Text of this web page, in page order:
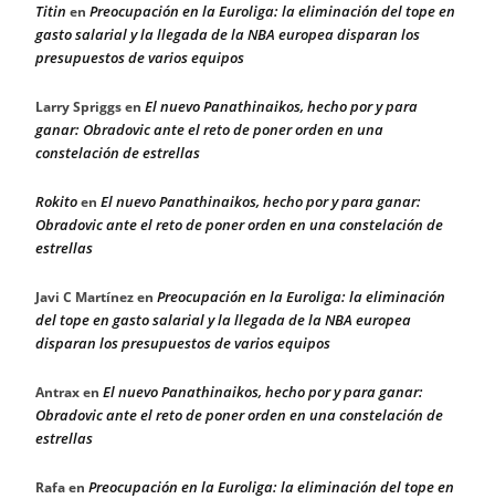
Titin en Preocupación en la Euroliga: la eliminación del tope en
gasto salarial y la llegada de la NBA europea disparan los
presupuestos de varios equipos
Larry Spriggsen El nuevo Panathinaikos, hecho por y para
ganar: Obradovic ante el reto de poner orden en una
constelación de estrellas
Rokitoen El nuevo Panathinaikos, hecho por y para ganar:
Obradovic ante el reto de poner orden en una constelación de
estrellas
Javi C Martínezen Preocupación en la Euroliga: la eliminación
del tope en gasto salarial y la llegada de la NBA europea
disparan los presupuestos de varios equipos
Antraxen El nuevo Panathinaikos, hecho por y para ganar:
Obradovic ante el reto de poner orden en una constelación de
estrellas
Rafaen Preocupación en la Euroliga: la eliminación del tope en